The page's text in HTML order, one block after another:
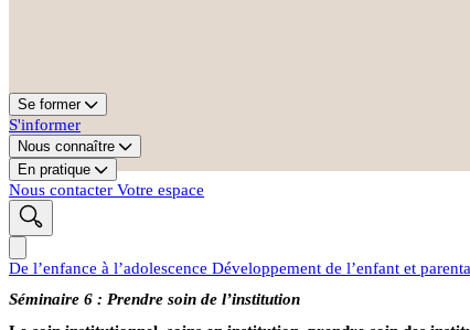
Se former
S'informer
Nous connaître
En pratique
Nous contacter Votre espace
De l’enfance à l’adolescence Développement de l’enfant et
Séminaire 6 : Prendre soin de l’institution